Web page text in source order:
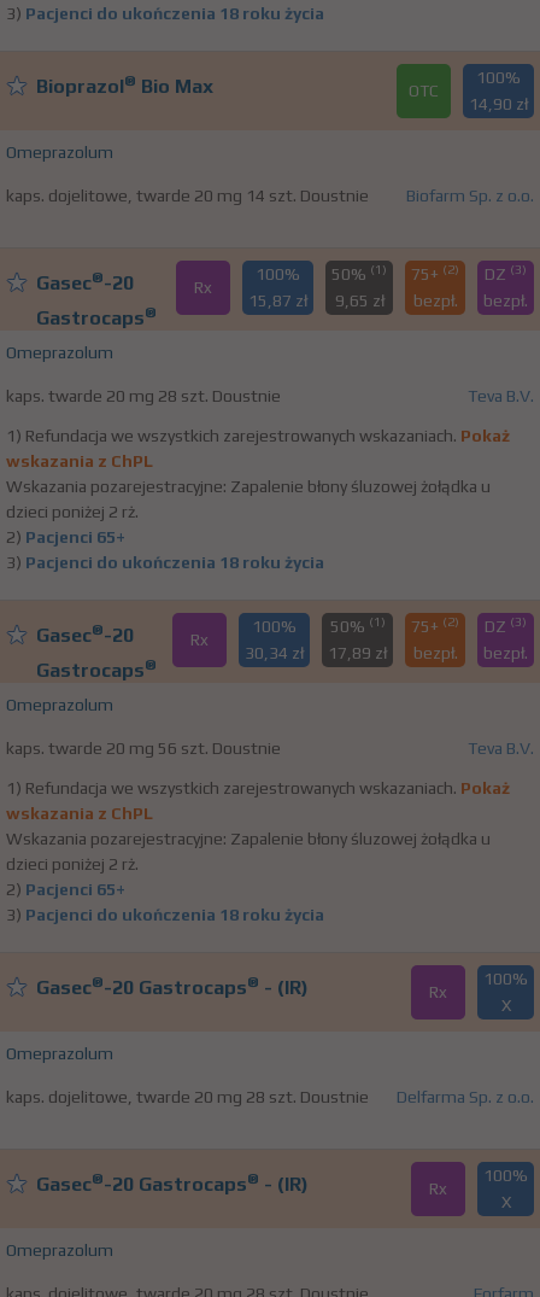
3) Pacjenci do ukończenia 18 roku życia
Bioprazol® Bio Max OTC
100%
14,90 zł
Omeprazolum
kaps. dojelitowe, twarde 20 mg 14 szt. Doustnie Biofarm Sp. z o.o.
Gasec®-20
Gastrocaps®
Rx
100%
15,87 zł
50% (1)
9,65 zł
75+ (2)
bezpł.
DZ (3)
bezpł.
Omeprazolum
kaps. twarde 20 mg 28 szt. Doustnie Teva B.V.
1) Refundacja we wszystkich zarejestrowanych wskazaniach. Pokaż
wskazania z ChPL
Wskazania pozarejestracyjne: Zapalenie błony śluzowej żołądka u
dzieci poniżej 2 rż.
2) Pacjenci 65+
3) Pacjenci do ukończenia 18 roku życia
Gasec®-20
Gastrocaps®
Rx
100%
30,34 zł
50% (1)
17,89 zł
75+ (2)
bezpł.
DZ (3)
bezpł.
Omeprazolum
kaps. twarde 20 mg 56 szt. Doustnie Teva B.V.
1) Refundacja we wszystkich zarejestrowanych wskazaniach. Pokaż
wskazania z ChPL
Wskazania pozarejestracyjne: Zapalenie błony śluzowej żołądka u
dzieci poniżej 2 rż.
2) Pacjenci 65+
3) Pacjenci do ukończenia 18 roku życia
Gasec®-20 Gastrocaps® - (IR) Rx
100%
X
Omeprazolum
kaps. dojelitowe, twarde 20 mg 28 szt. Doustnie Delfarma Sp. z o.o.
Gasec®-20 Gastrocaps® - (IR) Rx
100%
X
Omeprazolum